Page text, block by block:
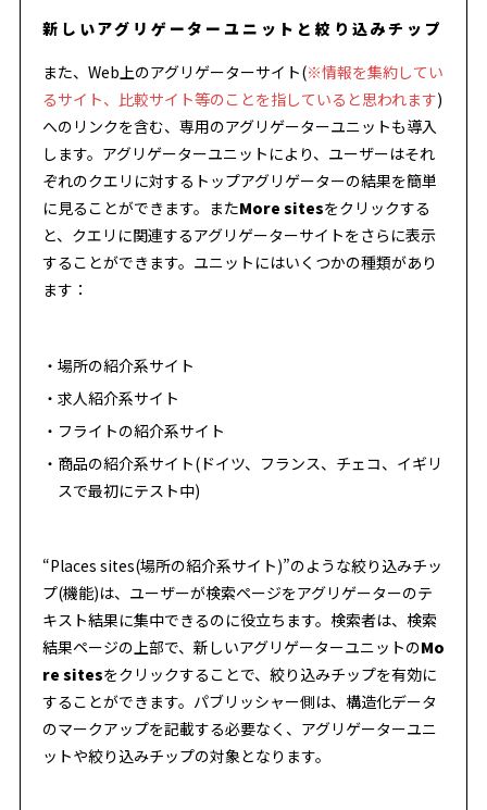
新しいアグリゲーターユニットと絞り込みチップ
また、Web上のアグリゲーターサイト(※情報を集約してい
るサイト、比較サイト等のことを指していると思われます)
へのリンクを含む、専用のアグリゲーターユニットも導入
します。アグリゲーターユニットにより、ユーザーはそれ
ぞれのクエリに対するトップアグリゲーターの結果を簡単
に見ることができます。またMore sitesをクリックする
と、クエリに関連するアグリゲーターサイトをさらに表示
することができます。ユニットにはいくつかの種類があり
ます：
場所の紹介系サイト
求人紹介系サイト
フライトの紹介系サイト
商品の紹介系サイト(ドイツ、フランス、チェコ、イギリ
スで最初にテスト中)
“Places sites(場所の紹介系サイト)”のような絞り込みチッ
プ(機能)は、ユーザーが検索ページをアグリゲーターのテ
キスト結果に集中できるのに役立ちます。検索者は、検索
結果ページの上部で、新しいアグリゲーターユニットのMo
re sitesをクリックすることで、絞り込みチップを有効に
することができます。パブリッシャー側は、構造化データ
のマークアップを記載する必要なく、アグリゲーターユニ
ットや絞り込みチップの対象となります。